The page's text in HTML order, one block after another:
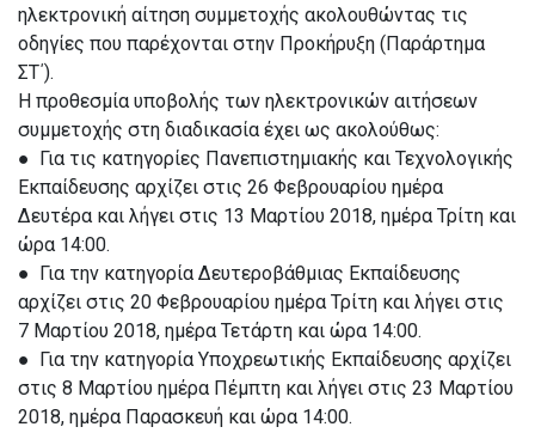
ηλεκτρονική αίτηση συμμετοχής ακολουθώντας τις
οδηγίες που παρέχονται στην Προκήρυξη (Παράρτημα
ΣΤ΄).
Η προθεσμία υποβολής των ηλεκτρονικών αιτήσεων
συμμετοχής στη διαδικασία έχει ως ακολούθως:
● Για τις κατηγορίες Πανεπιστημιακής και Τεχνολογικής
Εκπαίδευσης αρχίζει στις 26 Φεβρουαρίου ημέρα
Δευτέρα και λήγει στις 13 Μαρτίου 2018, ημέρα Τρίτη και
ώρα 14:00.
● Για την κατηγορία Δευτεροβάθμιας Εκπαίδευσης
αρχίζει στις 20 Φεβρουαρίου ημέρα Τρίτη και λήγει στις
7 Μαρτίου 2018, ημέρα Τετάρτη και ώρα 14:00.
● Για την κατηγορία Υποχρεωτικής Εκπαίδευσης αρχίζει
στις 8 Μαρτίου ημέρα Πέμπτη και λήγει στις 23 Μαρτίου
2018, ημέρα Παρασκευή και ώρα 14:00.